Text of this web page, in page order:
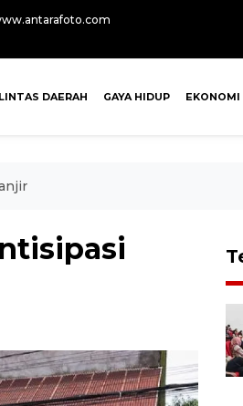
LINTAS DAERAH GAYA HIDUP EKONOMI